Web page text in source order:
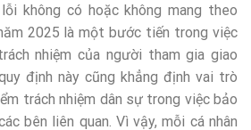
không có hoặc không mang theo
2025 là một bước tiến trong việc
nhiệm của người tham gia giao
định này cũng khẳng định vai trò
trách nhiệm dân sự trong việc bảo
bên liên quan. Vì vậy, mỗi cá nhân